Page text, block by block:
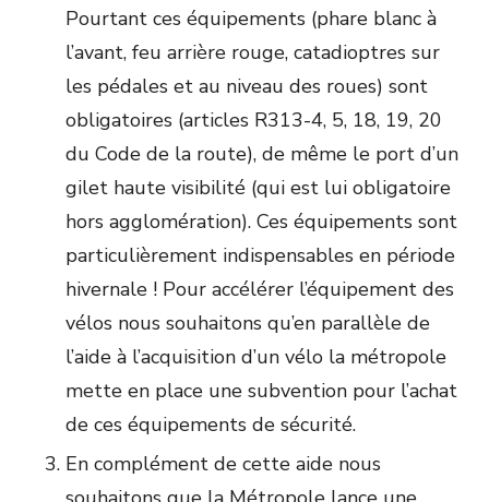
Pourtant ces équipements (phare blanc à
l’avant, feu arrière rouge, catadioptres sur
les pédales et au niveau des roues) sont
obligatoires (articles R313-4, 5, 18, 19, 20
du Code de la route), de même le port d’un
gilet haute visibilité (qui est lui obligatoire
hors agglomération). Ces équipements sont
particulièrement indispensables en période
hivernale ! Pour accélérer l’équipement des
vélos nous souhaitons qu’en parallèle de
l’aide à l’acquisition d’un vélo la métropole
mette en place une subvention pour l’achat
de ces équipements de sécurité.
En complément de cette aide nous